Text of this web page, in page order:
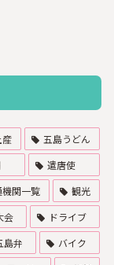
産
五島うどん
遣唐使
関一覧
観光
会
ドライブ
島弁
バイク